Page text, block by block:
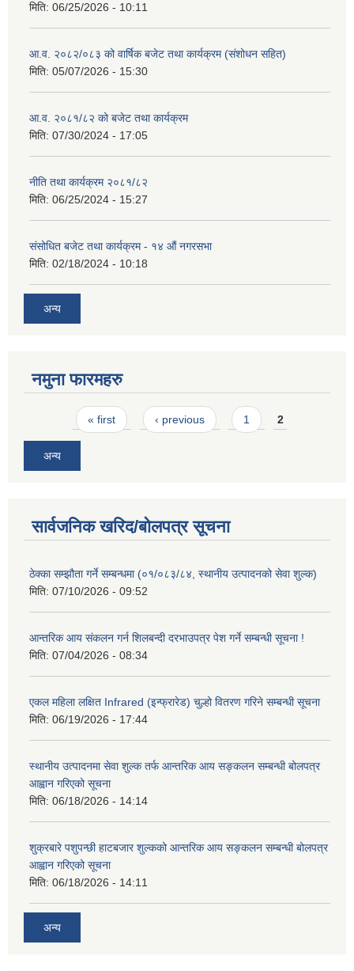
मिति: 06/25/2026 - 10:11
आ.व. २०८२/०८३ को वार्षिक बजेट तथा कार्यक्रम (संशोधन सहित)
मिति: 05/07/2026 - 15:30
आ.व. २०८१/८२ को बजेट तथा कार्यक्रम
मिति: 07/30/2024 - 17:05
नीति तथा कार्यक्रम २०८१/८२
मिति: 06/25/2024 - 15:27
संसोधित बजेट तथा कार्यक्रम - १४ औं नगरसभा
मिति: 02/18/2024 - 10:18
अन्य
नमुना फारमहरु
Pages« first ‹ previous 1 2
अन्य
सार्वजनिक खरिद/बोलपत्र सूचना
ठेक्का सम्झौता गर्ने सम्बन्धमा (०१/०८३/८४, स्थानीय उत्पादनको सेवा शुल्क)
मिति: 07/10/2026 - 09:52
आन्तरिक आय संकलन गर्न शिलबन्दी दरभाउपत्र पेश गर्ने सम्बन्धी सूचना !
मिति: 07/04/2026 - 08:34
एकल महिला लक्षित Infrared (इन्फ्रारेड) चुल्हो वितरण गरिने सम्बन्धी सूचना
मिति: 06/19/2026 - 17:44
स्थानीय उत्पादनमा सेवा शुल्क तर्फ आन्तरिक आय सङ्कलन सम्बन्धी बोलपत्र
आह्वान गरिएको सूचना
मिति: 06/18/2026 - 14:14
शुक्रबारे पशुपन्छी हाटबजार शुल्कको आन्तरिक आय सङ्कलन सम्बन्धी बोलपत्र
आह्वान गरिएको सूचना
मिति: 06/18/2026 - 14:11
अन्य